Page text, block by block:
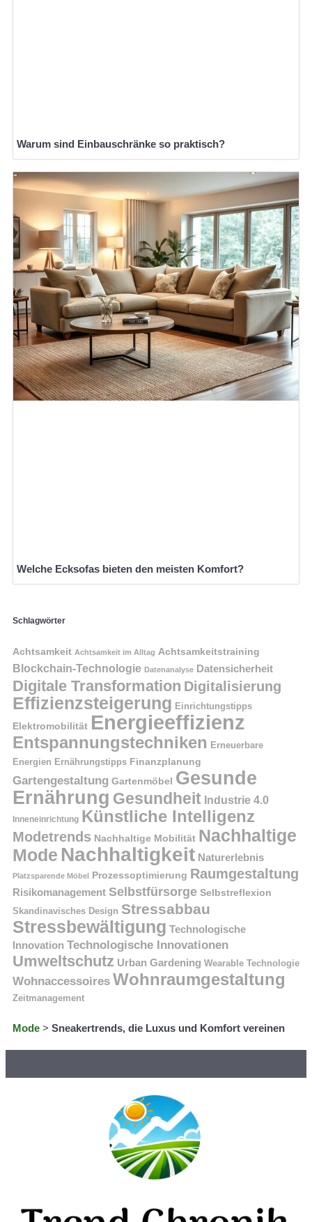
Warum sind Einbauschränke so praktisch?
Welche Ecksofas bieten den meisten Komfort?
Schlagwörter
Achtsamkeit Achtsamkeit im Alltag Achtsamkeitstraining
Blockchain-Technologie Datenanalyse Datensicherheit
Digitale Transformation Digitalisierung
Effizienzsteigerung Einrichtungstipps
Elektromobilität Energieeffizienz
Entspannungstechniken Erneuerbare
Energien Ernährungstipps Finanzplanung
Gartengestaltung Gartenmöbel Gesunde
Ernährung Gesundheit Industrie 4.0
Inneneinrichtung Künstliche Intelligenz
Modetrends Nachhaltige Mobilität Nachhaltige
Mode Nachhaltigkeit Naturerlebnis
Platzsparende Möbel Prozessoptimierung Raumgestaltung
Risikomanagement Selbstfürsorge Selbstreflexion
Skandinavisches Design Stressabbau
Stressbewältigung Technologische
Innovation Technologische Innovationen
Umweltschutz Urban Gardening Wearable Technologie
Wohnaccessoires Wohnraumgestaltung
Zeitmanagement
Mode > Sneakertrends, die Luxus und Komfort vereinen